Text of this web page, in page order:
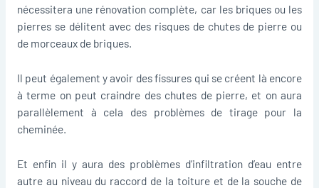
nécessitera une rénovation complète, car les briques ou les
pierres se délitent avec des risques de chutes de pierre ou
de morceaux de briques.
Il peut également y avoir des fissures qui se créent là encore
à terme on peut craindre des chutes de pierre, et on aura
parallèlement à cela des problèmes de tirage pour la
cheminée.
Et enfin il y aura des problèmes d’infiltration d’eau entre
autre au niveau du raccord de la toiture et de la souche de